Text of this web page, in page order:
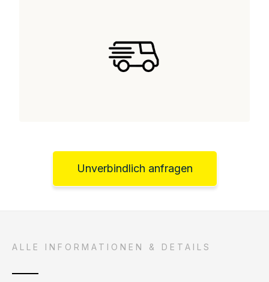
Unverbindlich anfragen
ALLE INFORMATIONEN & DETAILS